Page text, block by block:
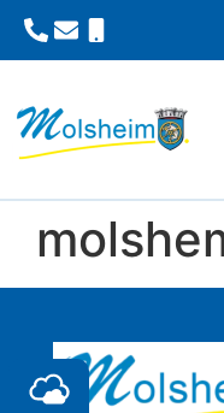
Panneau de gestion des